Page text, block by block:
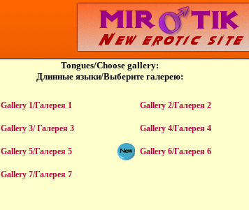
Tongues/Choose gallery:
Длинные языки/Выберите галерею:
Gallery 1/Галерея 1 Gallery 2/Галерея 2
Gallery 3/ Галерея 3 Gallery 4/Галерея 4
Gallery 5/Галерея 5 Gallery 6/Галерея 6
Gallery 7/Галерея 7